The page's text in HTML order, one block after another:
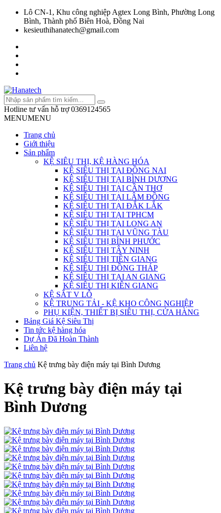
Lô CN-1, Khu công nghiệp Agtex Long Bình, Phường Long
Bình, Thành phố Biên Hoà, Đồng Nai
kesieuthihanatech@gmail.com
Hotline tư vấn hỗ trợ 0369124565
MENUMENU
Trang chủ
Giới thiệu
Sản phẩm
KỆ SIÊU THỊ, KỆ HÀNG HÓA
KỆ SIÊU THỊ TẠI ĐỒNG NAI
KỆ SIÊU THỊ TẠI BÌNH DƯƠNG
KỆ SIÊU THỊ TẠI CẦN THƠ
KỆ SIÊU THỊ TẠI LÂM ĐỒNG
KỆ SIÊU THỊ TẠI ĐẮK LẮK
KỆ SIÊU THỊ TẠI TPHCM
KỆ SIÊU THỊ TẠI LONG AN
KỆ SIÊU THỊ TẠI VŨNG TÀU
KỆ SIÊU THỊ BÌNH PHƯỚC
KỆ SIÊU THỊ TÂY NINH
KỆ SIÊU THỊ TIỀN GIANG
KỆ SIÊU THỊ ĐỒNG THÁP
KỆ SIÊU THỊ TẠI AN GIANG
KỆ SIÊU THỊ KIÊN GIANG
KỆ SẮT V LỖ
KỆ TRUNG TẢI - KỆ KHO CÔNG NGHIỆP
PHỤ KIỆN, THIẾT BỊ SIÊU THỊ, CỬA HÀNG
Bảng Giá Kệ Siêu Thị
Tin tức kệ hàng hóa
Dự Án Đã Hoàn Thành
Liên hệ
Trang chủ Kệ trưng bày điện máy tại Bình Dương
Kệ trưng bày điện máy tại
Bình Dương